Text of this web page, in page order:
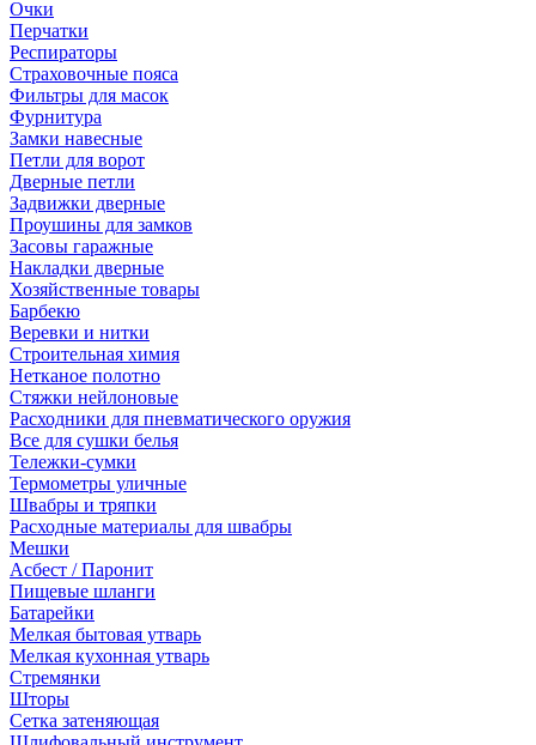
Очки
Перчатки
Респираторы
Страховочные пояса
Фильтры для масок
Фурнитура
Замки навесные
Петли для ворот
Дверные петли
Задвижки дверные
Проушины для замков
Засовы гаражные
Накладки дверные
Хозяйственные товары
Барбекю
Веревки и нитки
Строительная химия
Нетканое полотно
Стяжки нейлоновые
Расходники для пневматического оружия
Все для сушки белья
Тележки-сумки
Термометры уличные
Швабры и тряпки
Расходные материалы для швабры
Мешки
Асбест / Паронит
Пищевые шланги
Батарейки
Мелкая бытовая утварь
Мелкая кухонная утварь
Стремянки
Шторы
Сетка затеняющая